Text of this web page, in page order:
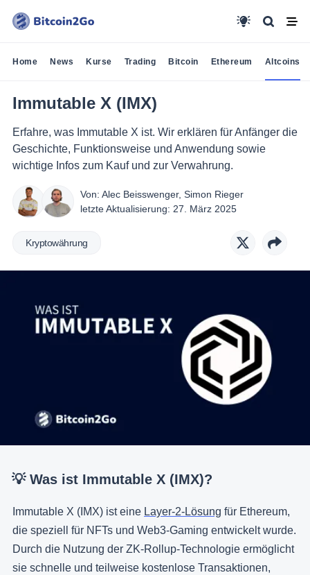
Home News Kurse Trading Bitcoin Ethereum Altcoins
Immutable X (IMX)
Erfahre, was Immutable X ist. Wir erklären für Anfänger die
Geschichte, Funktionsweise und Anwendung sowie
wichtige Infos zum Kauf und zur Verwahrung.
Von: Alec Beisswenger, Simon Rieger
letzte Aktualisierung: 27. März 2025
Kryptowährung
💡 Was ist Immutable X (IMX)?
Immutable X (IMX) ist eine Layer-2-Lösung für Ethereum,
die speziell für NFTs und Web3-Gaming entwickelt wurde.
Durch die Nutzung der ZK-Rollup-Technologie ermöglicht
sie schnelle und teilweise kostenlose Transaktionen,